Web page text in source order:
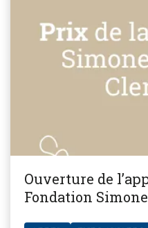
Ouverture de
Fondation